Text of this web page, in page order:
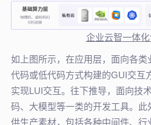
企业云智一体
如上图所示，在应用层，面向各
代码或低代码方式构建的GUI交互
实现LUI交互。往下推导，面向技
码、大模型等一类的开发工具。
供生产素材，包括各种中间件、行